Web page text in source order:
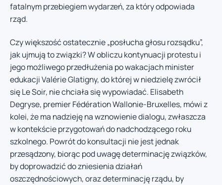
fatalnym przebiegiem wydarzeń, za który odpowiada
rząd.
Czy większość ostatecznie „posłucha głosu rozsądku”,
jak ujmują to związki? W obliczu kontynuacji protestu i
jego możliwego przedłużenia po wakacjach minister
edukacji Valérie Glatigny, do której w niedzielę zwrócił
się Le Soir, nie chciała się wypowiadać. Elisabeth
Degryse, premier Fédération Wallonie-Bruxelles, mówi z
kolei, że ma nadzieję na wznowienie dialogu, zwłaszcza
w kontekście przygotowań do nadchodzącego roku
szkolnego. Powrót do konsultacji nie jest jednak
przesądzony, biorąc pod uwagę determinację związków,
by doprowadzić do zniesienia działań
oszczędnościowych, oraz determinację rządu, by